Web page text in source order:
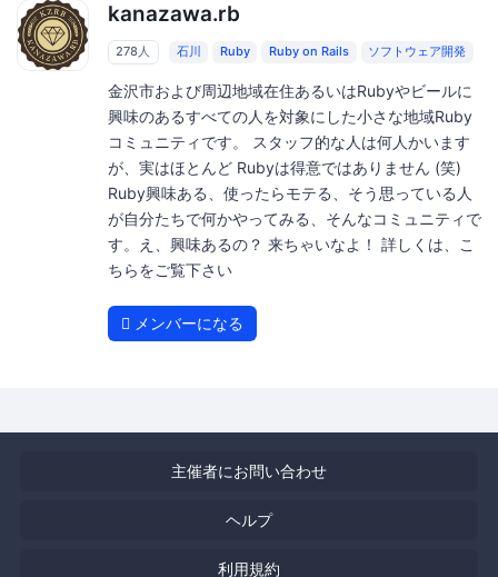
kanazawa.rb
278人 石川 Ruby Ruby on Rails ソフトウェア開発
金沢市および周辺地域在住あるいはRubyやビールに
興味のあるすべての人を対象にした小さな地域Ruby
コミュニティです。 スタッフ的な人は何人かいます
が、実はほとんど Rubyは得意ではありません (笑)
Ruby興味ある、使ったらモテる、そう思っている人
が自分たちで何かやってみる、そんなコミュニティで
す。え、興味あるの？ 来ちゃいなよ！ 詳しくは、こ
ちらをご覧下さい
メンバーになる
主催者にお問い合わせ
ヘルプ
利用規約